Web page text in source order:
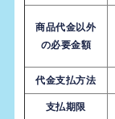
商品代金以外
の必要金額
代金支払方法
支払期限